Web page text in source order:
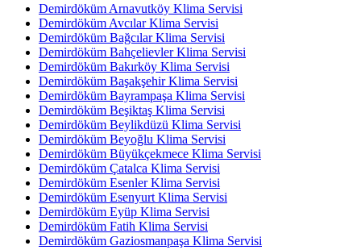
Demirdöküm Arnavutköy Klima Servisi
Demirdöküm Avcılar Klima Servisi
Demirdöküm Bağcılar Klima Servisi
Demirdöküm Bahçelievler Klima Servisi
Demirdöküm Bakırköy Klima Servisi
Demirdöküm Başakşehir Klima Servisi
Demirdöküm Bayrampaşa Klima Servisi
Demirdöküm Beşiktaş Klima Servisi
Demirdöküm Beylikdüzü Klima Servisi
Demirdöküm Beyoğlu Klima Servisi
Demirdöküm Büyükçekmece Klima Servisi
Demirdöküm Çatalca Klima Servisi
Demirdöküm Esenler Klima Servisi
Demirdöküm Esenyurt Klima Servisi
Demirdöküm Eyüp Klima Servisi
Demirdöküm Fatih Klima Servisi
Demirdöküm Gaziosmanpaşa Klima Servisi